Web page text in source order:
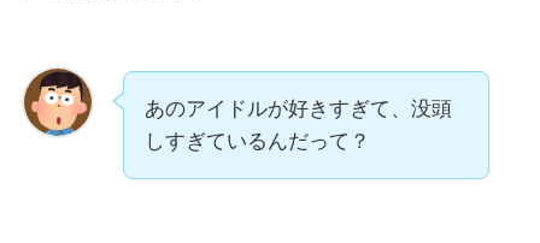
あのアイドルが好きすぎて、没頭
しすぎているんだって？